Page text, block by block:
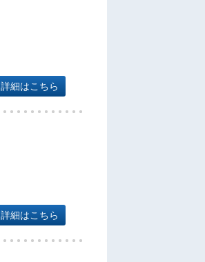
詳細はこちら
詳細はこちら